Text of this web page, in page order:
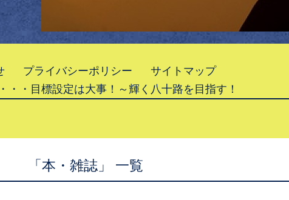
プライバシーポリシー
サイトマップ
・・目標設定は大事！～輝く八十路を目指す！
「本・雑誌」 一覧